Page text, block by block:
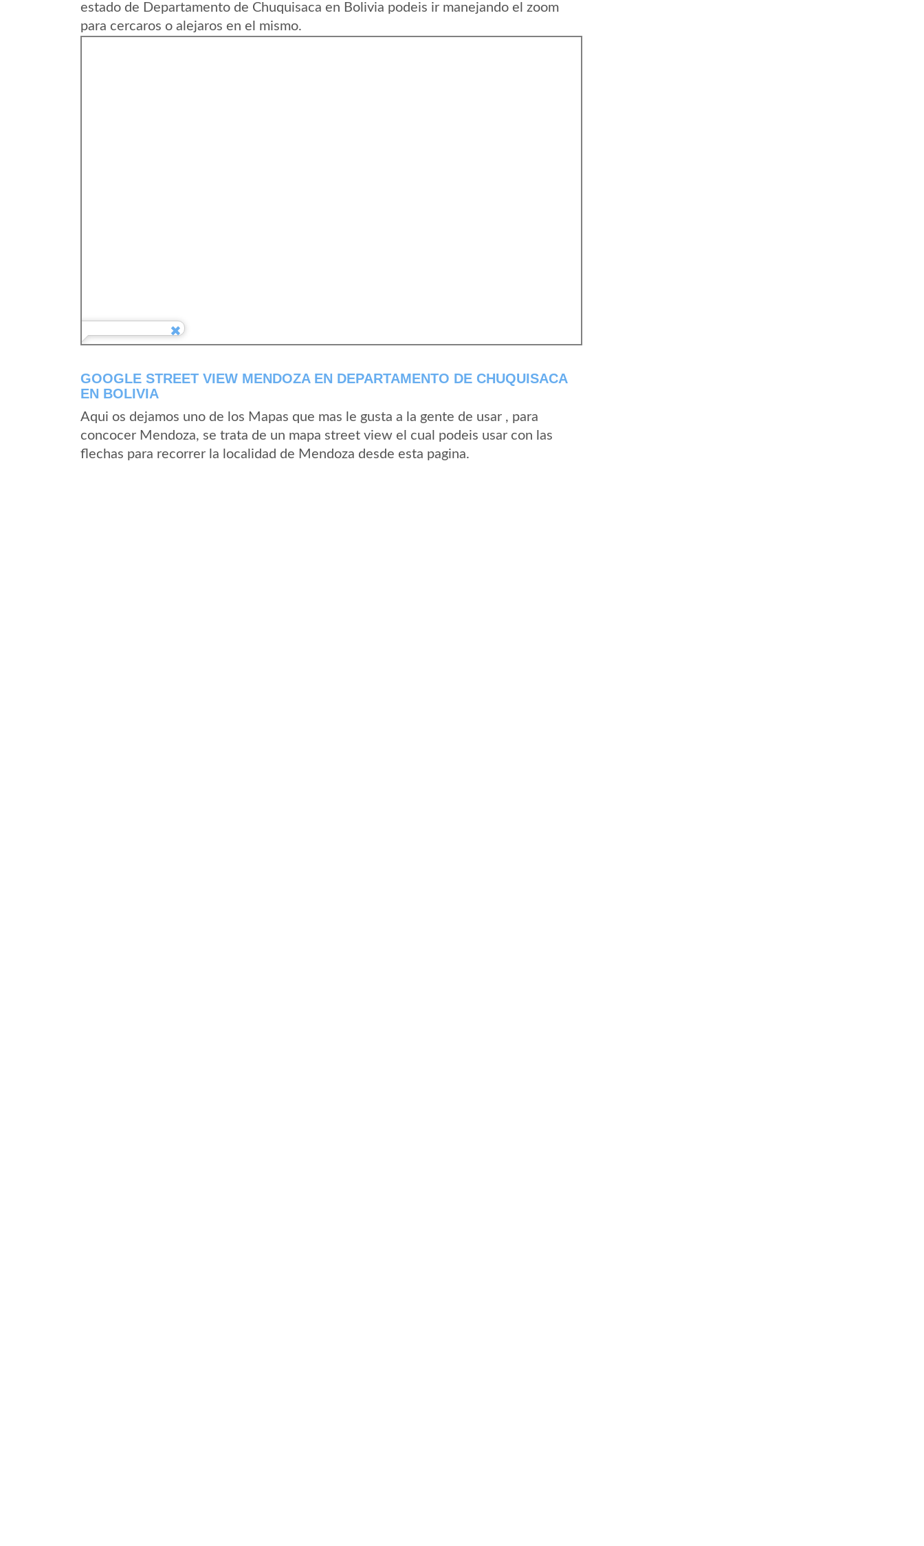
estado de Departamento de Chuquisaca en Bolivia podeis ir manejando el zoom
para cercaros o alejaros en el mismo.
GOOGLE STREET VIEW MENDOZA EN DEPARTAMENTO DE CHUQUISACA
EN BOLIVIA
Aqui os dejamos uno de los Mapas que mas le gusta a la gente de usar , para
concocer Mendoza, se trata de un mapa street view el cual podeis usar con las
flechas para recorrer la localidad de Mendoza desde esta pagina.